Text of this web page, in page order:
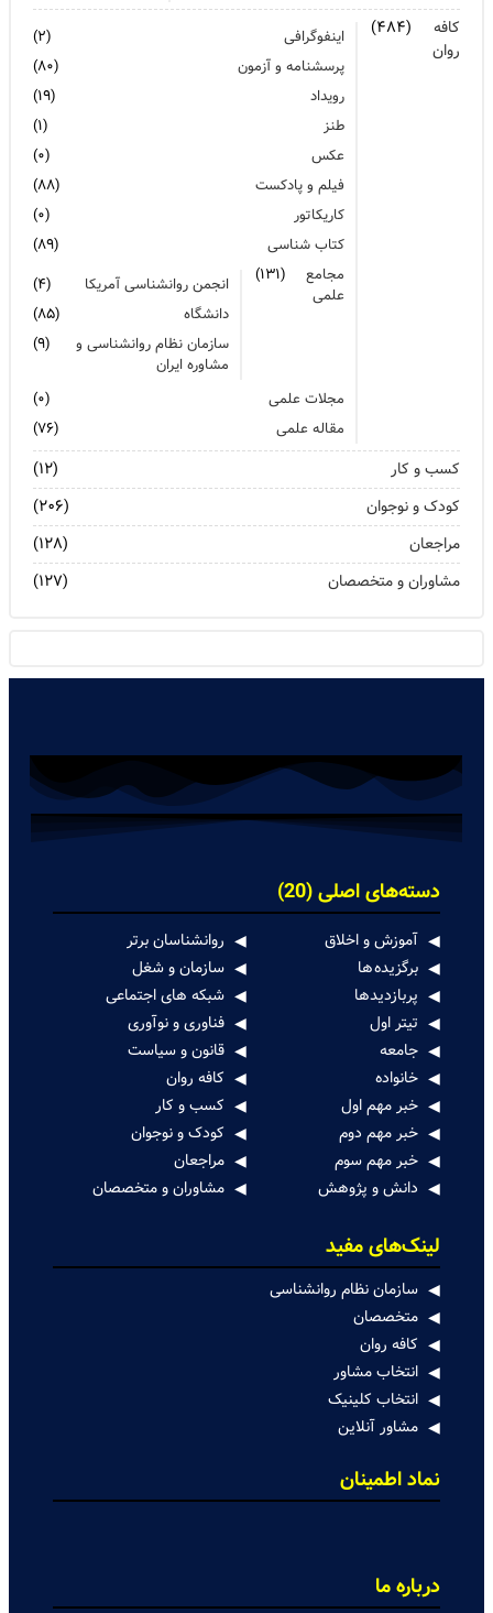
کافه
روان
(۴۸۴) اینفوگرافی
(۲)
پرسشنامه و آزمون
(۸۰)
رویداد
(۱۹)
طنز
(۱)
عکس
(۰)
فیلم و پادکست
(۸۸)
کاریکاتور
(۰)
کتاب شناسی
(۸۹)
مجامع
علمی
(۱۳۱) انجمن روانشناسی آمریکا
(۴)
دانشگاه
(۸۵)
سازمان نظام روانشناسی و
مشاوره ایران
(۹)
مجلات علمی
(۰)
مقاله علمی
(۷۶)
کسب و کار
(۱۲)
کودک و نوجوان
(۲۰۶)
مراجعان
(۱۲۸)
مشاوران و متخصصان
(۱۲۷)
دسته‌های اصلی (20)
آموزش و اخلاق
برگزیده ها
پربازدیدها
تیتر اول
جامعه
خانواده
خبر مهم اول
خبر مهم دوم
خبر مهم سوم
دانش و پژوهش
روانشناسان برتر
سازمان و شغل
شبکه های اجتماعی
فناوری و نوآوری
قانون و سیاست
کافه روان
کسب و کار
کودک و نوجوان
مراجعان
مشاوران و متخصصان
لینک‌های مفید
سازمان نظام روانشناسی
متخصصان
کافه روان
انتخاب مشاور
انتخاب کلینیک
مشاور آنلاین
نماد اطمینان
درباره ما